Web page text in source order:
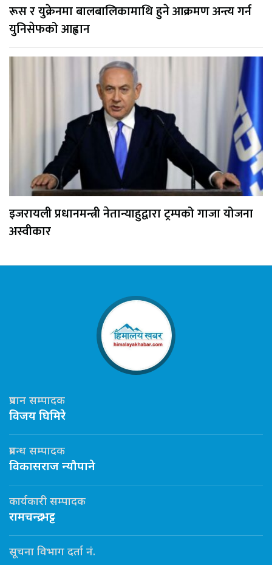
रूस र युक्रेनमा बालबालिकामाथि हुने आक्रमण अन्त्य गर्न
युनिसेफको आह्वान
इजरायली प्रधानमन्त्री नेतान्याहुद्वारा ट्रम्पको गाजा योजना
अस्वीकार
प्रधान सम्पादक
विजय घिमिरे
प्रबन्ध सम्पादक
विकासराज न्यौपाने
कार्यकारी सम्पादक
रामचन्द्र भट्ट
सूचना विभाग दर्ता नं.